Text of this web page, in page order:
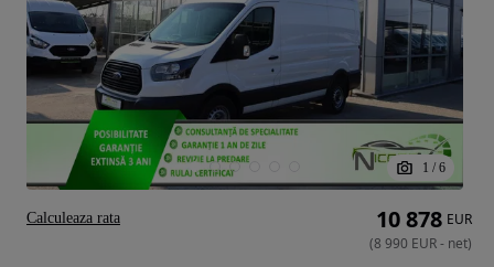
1 / 6
10 878 EUR
(8 990 EUR- net)
Calculeaza rata